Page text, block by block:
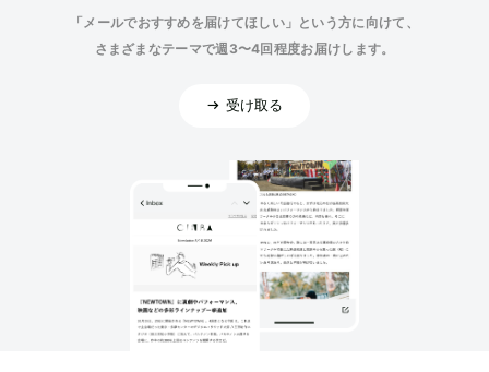
「メールでおすすめを届けてほしい」という方に向けて、
さまざまなテーマで週3〜4回程度お届けします。
受け取る